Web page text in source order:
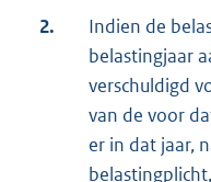
2.
Indien de
belastingjaar
verschuldigd
van de voor
er in dat jaar,